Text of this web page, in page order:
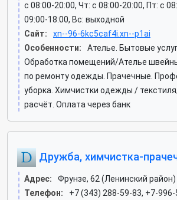
c 08:00-20:00, Чт: c 08:00-20:00, Пт: c
09:00-18:00, Вс: выходной
Сайт:
xn--96-6kc5caf4i.xn--p1ai
Особенности:
Ателье. Бытовые
Обработка помещений/Ателье
по ремонту одежды. Прачечные.
уборка. Химчистки одежды /
расчёт. Оплата через банк
Дружба, химчистка-
Адрес:
Фрунзе, 62 (Ленинский район)
Телефон:
+7 (343) 288-59-83, +7-996-